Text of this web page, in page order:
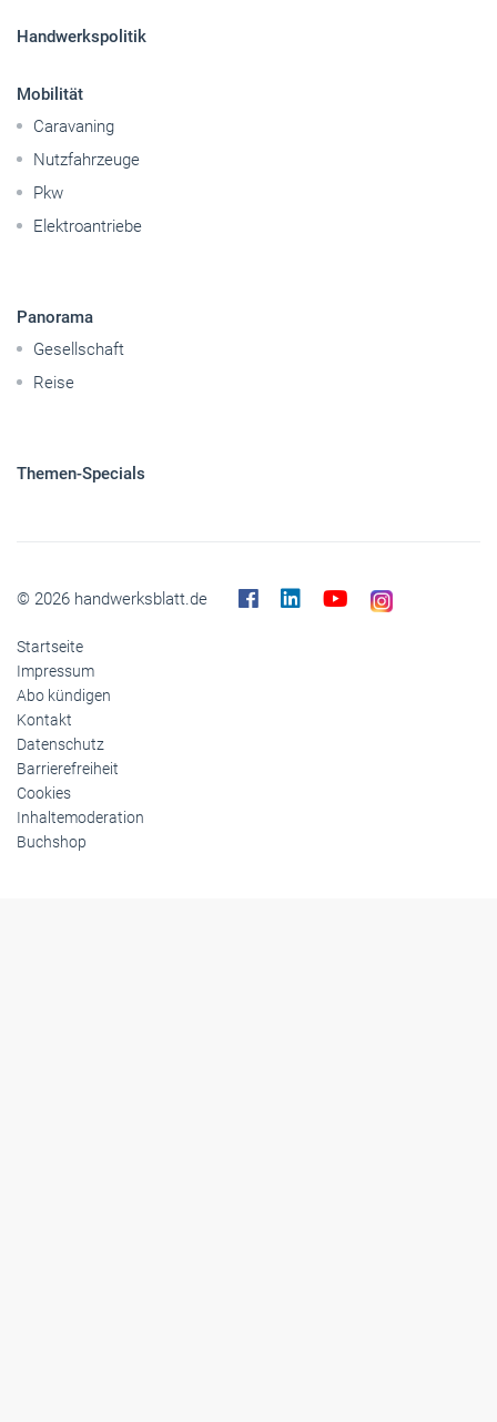
Handwerkspolitik
Mobilität
Caravaning
Nutzfahrzeuge
Pkw
Elektroantriebe
Panorama
Gesellschaft
Reise
Themen-Specials
© 2026 handwerksblatt.de
Startseite
Impressum
Abo kündigen
Kontakt
Datenschutz
Barrierefreiheit
Cookies
Inhaltemoderation
Buchshop